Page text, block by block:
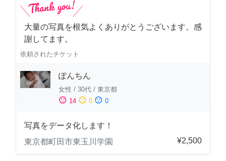
大量の写真を根気よくありがとうございます。感
謝してます。
依頼されたチケット
ぽんちん
女性 / 30代 / 東京都
sentiment_satisfied 14 sentiment_neutral 0 sentiment_dissatisfied 0
写真をデータ化します！
東京都町田市東玉川学園
¥2,500